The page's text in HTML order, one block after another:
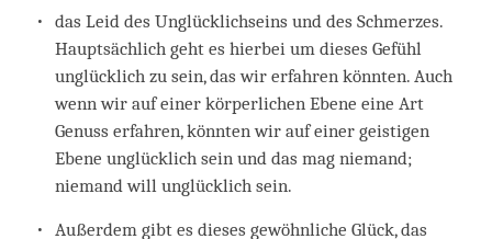
das Leid des Unglücklichseins und des Schmerzes.
Hauptsächlich geht es hierbei um dieses Gefühl
unglücklich zu sein, das wir erfahren könnten. Auch
wenn wir auf einer körperlichen Ebene eine Art
Genuss erfahren, könnten wir auf einer geistigen
Ebene unglücklich sein und das mag niemand;
niemand will unglücklich sein.
Außerdem gibt es dieses gewöhnliche Glück, das